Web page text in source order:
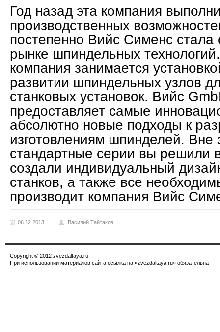
Год назад эта компания
производственных
постепенно Вийс Сименс
рынке шпиндельных
компания занимается
развитии шпиндельных узлов
станковых установок. Вийс
предоставляет самые
абсолютно новые подходы к
изготовлениям шпинделей. Вне
стандартные серии вы решили
создали индивидуальный
станков, а также все
производит компания Вийс
06.12.2013 Василий Тайтаков
Copyright © 2012 zvezdaltaya.ru
При использовании материалов сайта ссылка на «zvezdaltaya.ru» обязательна